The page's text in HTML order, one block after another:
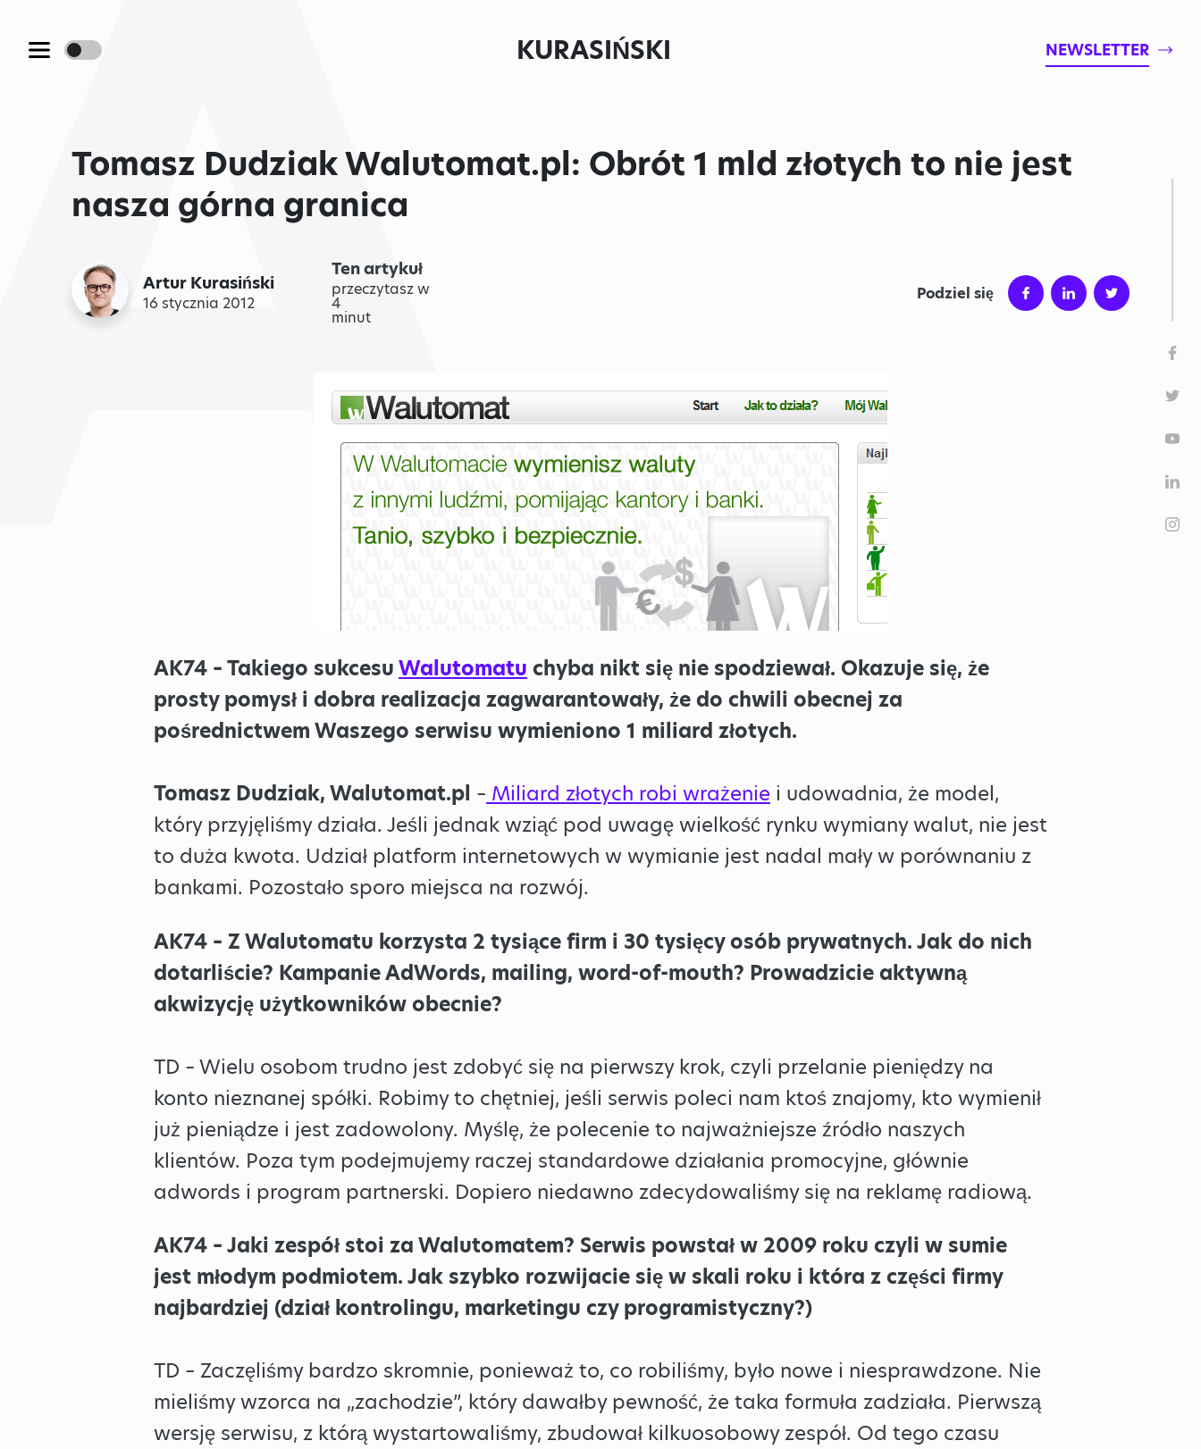
KURASIŃSKI NEWSLETTER
Tomasz Dudziak Walutomat.pl: Obrót 1 mld złotych to nie jest
nasza górna granica
Artur Kurasiński
16 stycznia 2012
Ten artykuł
przeczytasz w
4
minut
Podziel się
AK74 – Takiego sukcesuWalutomatu chyba nikt się nie spodziewał. Okazuje się, że
prosty pomysł i dobra realizacja zagwarantowały, że do chwili obecnej za
pośrednictwem Waszego serwisu wymieniono 1 miliard złotych.
Tomasz Dudziak, Walutomat.pl – Miliard złotych robi wrażenie i udowadnia, że model,
który przyjęliśmy działa. Jeśli jednak wziąć pod uwagę wielkość rynku wymiany walut, nie jest
to duża kwota. Udział platform internetowych w wymianie jest nadal mały w porównaniu z
bankami. Pozostało sporo miejsca na rozwój.
AK74 – Z Walutomatu korzysta 2 tysiące firm i 30 tysięcy osób prywatnych. Jak do nich
dotarliście? Kampanie AdWords, mailing, word-of-mouth? Prowadzicie aktywną
akwizycję użytkowników obecnie?
TD – Wielu osobom trudno jest zdobyć się na pierwszy krok, czyli przelanie pieniędzy na
konto nieznanej spółki. Robimy to chętniej, jeśli serwis poleci nam ktoś znajomy, kto wymienił
już pieniądze i jest zadowolony. Myślę, że polecenie to najważniejsze źródło naszych
klientów. Poza tym podejmujemy raczej standardowe działania promocyjne, głównie
adwords i program partnerski. Dopiero niedawno zdecydowaliśmy się na reklamę radiową.
AK74 – Jaki zespół stoi za Walutomatem? Serwis powstał w 2009 roku czyli w sumie
jest młodym podmiotem. Jak szybko rozwijacie się w skali roku i która z części firmy
najbardziej (dział kontrolingu, marketingu czy programistyczny?)
TD – Zaczęliśmy bardzo skromnie, ponieważ to, co robiliśmy, było nowe i niesprawdzone. Nie
mieliśmy wzorca na „zachodzie”, który dawałby pewność, że taka formuła zadziała. Pierwszą
wersję serwisu, z którą wystartowaliśmy, zbudował kilkuosobowy zespół. Od tego czasu